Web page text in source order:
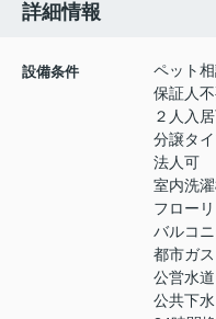
詳細情報
設備条件
ペット
保証人
２人入
分譲タ
法人可
室内洗
フロー
バルコ
都市ガス
公営水道
公共下水